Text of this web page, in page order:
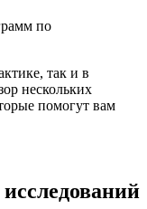
по
так и в
нескольких
помогут вам